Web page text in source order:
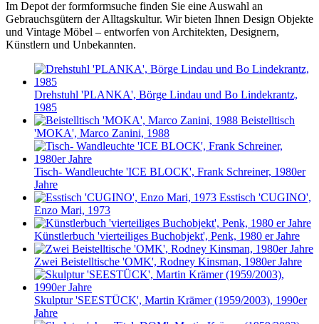
Im Depot der formformsuche finden Sie eine Auswahl an
Gebrauchsgütern der Alltagskultur. Wir bieten Ihnen Design Objekte
und Vintage Möbel – entworfen von Architekten, Designern,
Künstlern und Unbekannten.
Drehstuhl 'PLANKA', Börge Lindau und Bo Lindekrantz,
1985
Beistelltisch
'MOKA', Marco Zanini, 1988
Tisch- Wandleuchte 'ICE BLOCK', Frank Schreiner, 1980er
Jahre
Esstisch 'CUGINO',
Enzo Mari, 1973
Künstlerbuch 'vierteiliges Buchobjekt', Penk, 1980 er Jahre
Zwei Beistelltische 'OMK', Rodney Kinsman, 1980er Jahre
Skulptur 'SEESTÜCK', Martin Krämer (1959/2003), 1990er
Jahre